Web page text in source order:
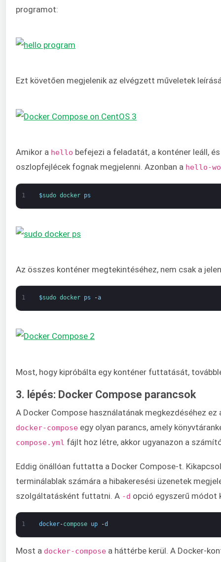
programot:
Ezt követően megjelenik az elvégzett műveletek
Amikor a hello befejezi a feladatát, a konténer leáll,
oszlopfejlécek fognak megjelenni. Azonban a hello-
1 $sudo docker ps
Az összes konténer megtekintéséhez, nem csak a
1 $sudo docker ps -a
Most, hogy kipróbálta egy konténer futtatását,
3. lépés: Docker Compose parancsok
A Docker Compose használatának megkezdéséhez
docker-compose egy olyan parancs, amely
compose.yml fájlt hoz létre, akkor ugyanazon a
Eddig önállóan futtatta a Docker Compose-t.
terminálablak számára a hibakeresési üzenetek
szolgáltatásként futtatni. A -d opció egyszerű módot
1 docker-compose up -d
Most a docker-compose a háttérbe kerül. A Docker-